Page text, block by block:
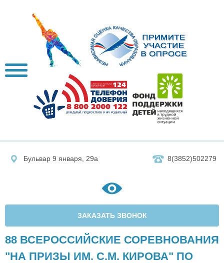
Бульвар 9 января, 29а 8(3852)502279
ЗАКАЗАТЬ ЗВОНОК
88 ВСЕРОССИЙСКИЕ СОРЕВНОВАНИЯ
"НА ПРИЗЫ ИМ. С.М. КИРОВА" ПО